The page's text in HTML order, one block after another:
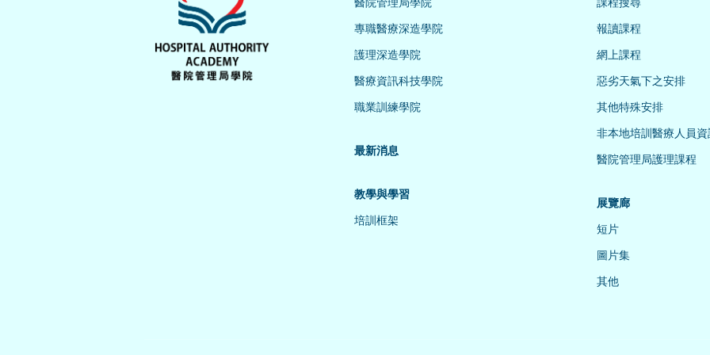
專職醫療深造學院
護理深造學院
醫療資訊科技學院
職業訓練學院
最新消息
教學與學習
培訓框架
報讀課程
網上課程
惡劣天氣下之安排
其他特殊安排
非本地培訓醫療人員
醫院管理局護理課程
展覽廊
短片
圖片集
其他